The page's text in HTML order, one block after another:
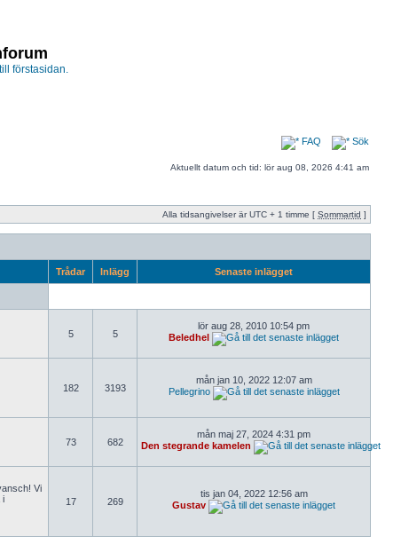
förstasidan.
FAQ Sök
Aktuellt datum och tid: lör aug 08, 2026 4:41 am
Alla tidsangivelser är UTC + 1 timme [ Sommartid ]
Trådar Inlägg Senaste inlägget
5 5
lör aug 28, 2010 10:54 pm
Beledhel
182 3193
mån jan 10, 2022 12:07 am
Pellegrino
73 682
mån maj 27, 2024 4:31 pm
Den stegrande kamelen
Vi
i
17 269
tis jan 04, 2022 12:56 am
Gustav